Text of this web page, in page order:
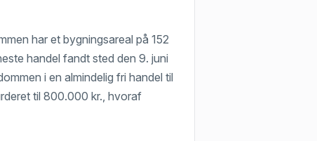
har et bygningsareal på 152
handel fandt sted den 9. juni
i en almindelig fri handel til
til 800.000 kr., hvoraf